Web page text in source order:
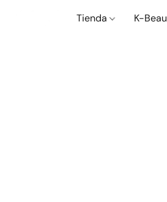
Tienda K-